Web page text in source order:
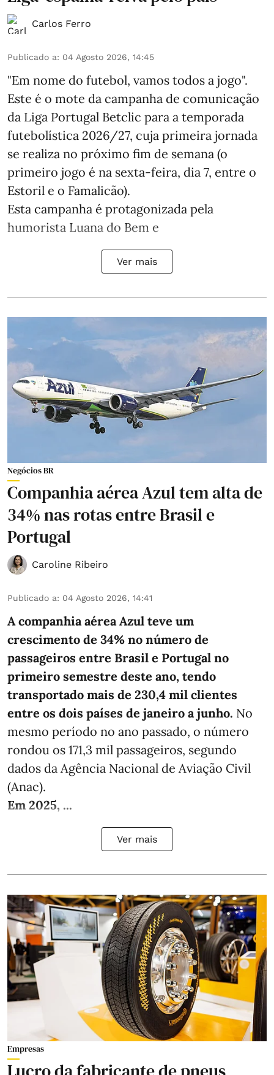
Carlos Ferro
Publicado a: 04 Agosto 2026, 14:45
"Em nome do futebol, vamos todos a jogo".
Este é o mote da campanha de comunicação
da Liga Portugal Betclic para a temporada
futebolística 2026/27, cuja primeira jornada
se realiza no próximo fim de semana (o
primeiro jogo é na sexta-feira, dia 7, entre o
Estoril e o Famalicão).
Esta campanha é protagonizada pela
humorista Luana do Bem e
Ver mais
Negócios BR
Companhia aérea Azul tem alta de
34% nas rotas entre Brasil e
Portugal
Caroline Ribeiro
Publicado a: 04 Agosto 2026, 14:41
A companhia aérea Azul teve um
crescimento de 34% no número de
passageiros entre Brasil e Portugal no
primeiro semestre deste ano, tendo
transportado mais de 230,4 mil clientes
entre os dois países de janeiro a junho. No
mesmo período no ano passado, o número
rondou os 171,3 mil passageiros, segundo
dados da Agência Nacional de Aviação Civil
(Anac).
Em 2025, ...
Ver mais
Empresas